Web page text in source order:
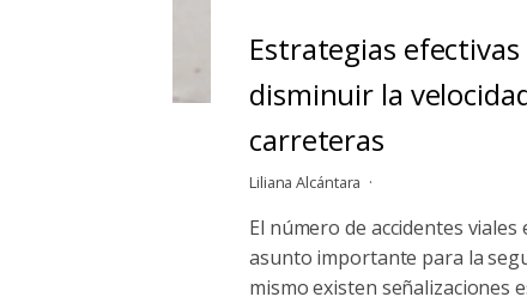
Estrategias efectivas
disminuir la
carreteras
Liliana Alcántara
El número de accidentes viales
asunto importante para la
mismo existen señalizaciones